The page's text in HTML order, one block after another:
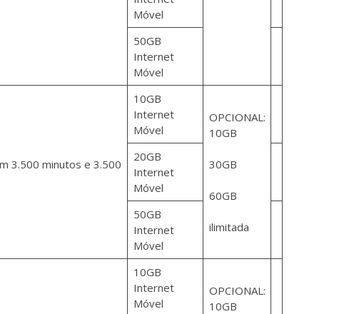
Móvel
50GB
Internet
Móvel
3.500 minutos e 3.500
10GB
Internet
Móvel
OPCIONAL:
10GB
30GB
60GB
ilimitada
20GB
Internet
Móvel
50GB
Internet
Móvel
10GB
Internet
Móvel
OPCIONAL:
10GB